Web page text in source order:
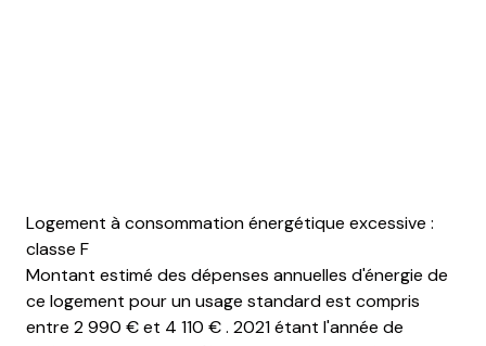
Logement à consommation énergétique excessive :
classe F
Montant estimé des dépenses annuelles d'énergie de
ce logement pour un usage standard est compris
entre 2 990 € et 4 110 € . 2021 étant l'année de